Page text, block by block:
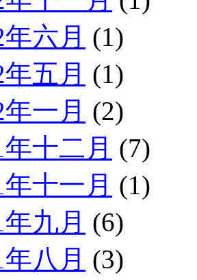
六月 (1)
五月 (1)
一月 (2)
十二月 (7)
十一月 (1)
九月 (6)
八月 (3)